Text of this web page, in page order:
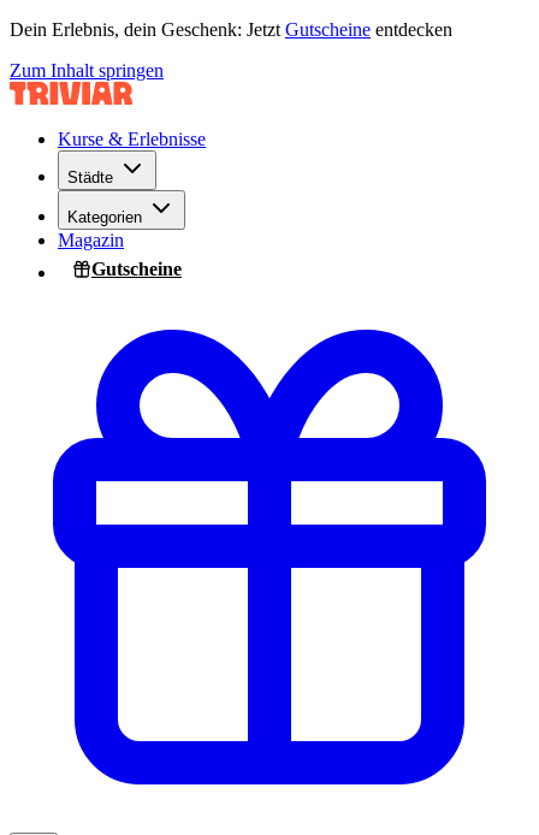
Dein Erlebnis, dein Geschenk: Jetzt Gutscheine entdecken
Zum Inhalt springen
Kurse & Erlebnisse
Städte
Kategorien
Magazin
Gutscheine